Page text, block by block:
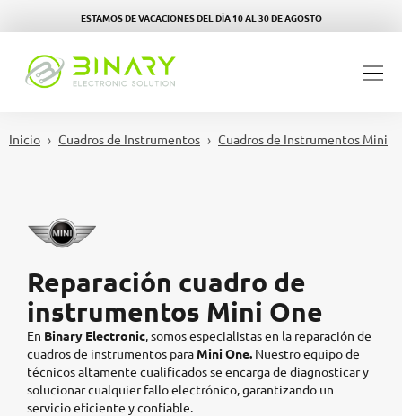
ESTAMOS DE VACACIONES DEL DÍA 10 AL 30 DE AGOSTO
Inicio Cuadros de Instrumentos Cuadros de Instrumentos Mini
Reparación cuadro de
instrumentos Mini One
En Binary Electronic, somos especialistas en la reparación de
cuadros de instrumentos para Mini One. Nuestro equipo de
técnicos altamente cualificados se encarga de diagnosticar y
solucionar cualquier fallo electrónico, garantizando un
servicio eficiente y confiable.